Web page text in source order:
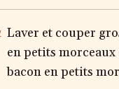
Laver et couper
en petits
bacon en petits